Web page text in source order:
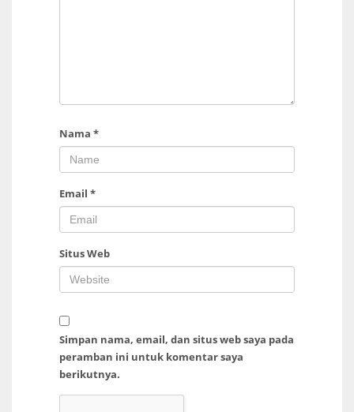
Nama *
Email *
Situs Web
Simpan nama, email, dan situs web saya pada
peramban ini untuk komentar saya
berikutnya.